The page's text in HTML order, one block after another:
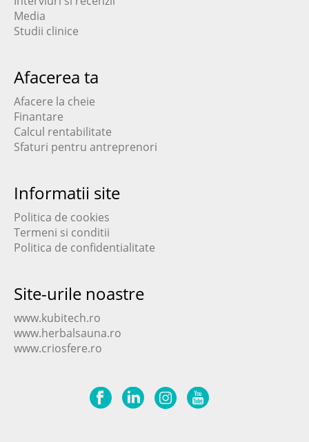
Media
Studii clinice
Afacerea ta
Afacere la cheie
Finantare
Calcul rentabilitate
Sfaturi pentru antreprenori
Informatii site
Politica de cookies
Termeni si conditii
Politica de confidentialitate
Site-urile noastre
www.kubitech.ro
www.herbalsauna.ro
www.criosfere.ro